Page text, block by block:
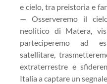
e cielo, tra preistoria e
— Osserveremo il
neolitico di Matera,
parteciperemo ad
satellitare,
extraterrestre e
Italia a captare un